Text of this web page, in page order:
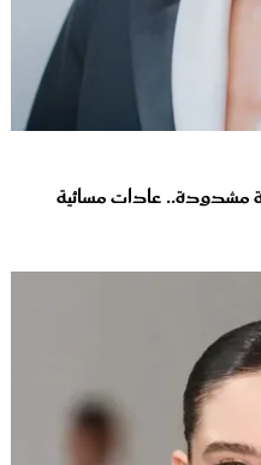
مشدودة.. عادات مسائية